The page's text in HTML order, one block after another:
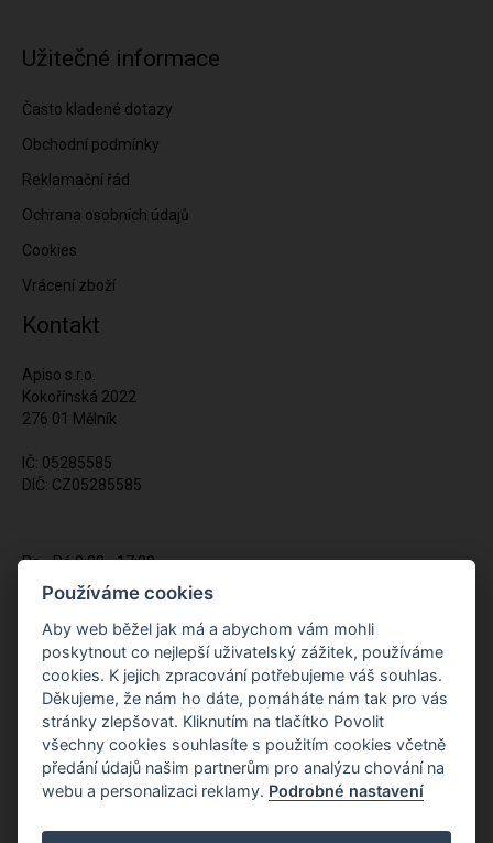
Užitečné informace
Často kladené dotazy
Obchodní podmínky
Reklamační řád
Ochrana osobních údajů
Cookies
Vrácení zboží
Kontakt
Apiso s.r.o.
Kokořínská 2022
276 01 Mělník
IČ: 05285585
DIČ: CZ05285585
Po - Pá 9:00 - 17:00
(12:00 - 12:30 pauza)
Napište nám kdykoliv!
info@apiso.cz
Používáme cookies
Aby web běžel jak má a abychom vám mohli
poskytnout co nejlepší uživatelský zážitek, používáme
cookies. K jejich zpracování potřebujeme váš souhlas.
Děkujeme, že nám ho dáte, pomáháte nám tak pro vás
stránky zlepšovat. Kliknutím na tlačítko Povolit
všechny cookies souhlasíte s použitím cookies včetně
předání údajů našim partnerům pro analýzu chování na
webu a personalizaci reklamy. Podrobné nastavení